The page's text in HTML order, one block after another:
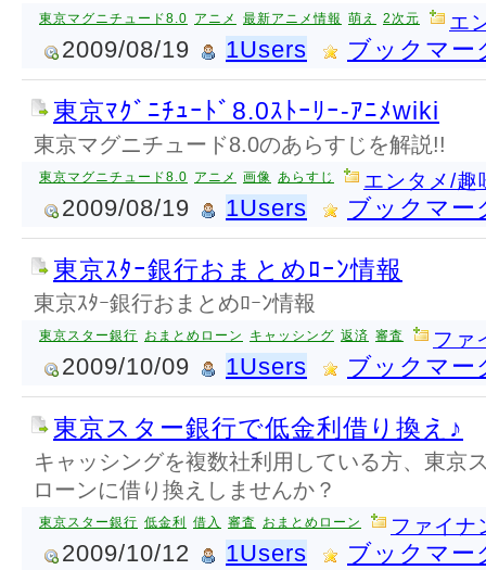
東京マグニチュード8.0 アニメ 最新アニメ情報 萌え 2次元 エ
2009/08/19 1Users ブックマー
東京ﾏｸﾞﾆﾁｭｰﾄﾞ8.0ｽﾄｰﾘｰ-ｱﾆﾒwiki
東京マグニチュード8.0のあらすじを解説!!
東京マグニチュード8.0 アニメ 画像 あらすじ エンタメ/趣
2009/08/19 1Users ブックマー
東京ｽﾀｰ銀行おまとめﾛｰﾝ情報
東京ｽﾀｰ銀行おまとめﾛｰﾝ情報
東京スター銀行 おまとめローン キャッシング 返済 審査 ファ
2009/10/09 1Users ブックマー
東京スター銀行で低金利借り換え♪
キャッシングを複数社利用している方、東京
ローンに借り換えしませんか？
東京スター銀行 低金利 借入 審査 おまとめローン ファイナ
2009/10/12 1Users ブックマー